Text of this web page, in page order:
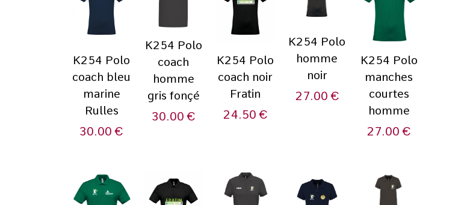
K254 Polo
coach bleu
marine
Rulles
30.00€
K254 Polo
coach
homme
gris fonçé
30.00€
K254 Polo
coach noir
Fratin
24.50€
K254 Polo
homme
noir
27.00€
K254 Polo
manches
courtes
homme
27.00€